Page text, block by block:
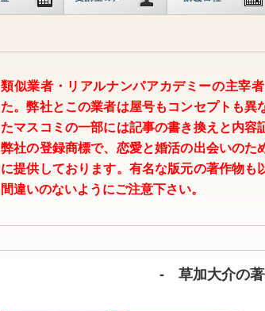
類似業者・リアルナンパアカデミーの主宰
た。弊社とこの業者は屋号もコンセプトも異
たマスコミの一部には記事の書き換えと内容
弊社の登録商標で、恋愛と婚活の出会いのた
に提供しております。有名な版元の著作物も
間違いのないようにご注意下さい。
- 草加大介の